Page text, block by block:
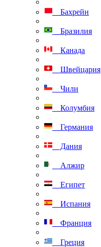
Бахрейн
Бразилия
Канада
Швейцария
Чили
Колумбия
Германия
Дания
Алжир
Египет
Испания
Франция
Греция